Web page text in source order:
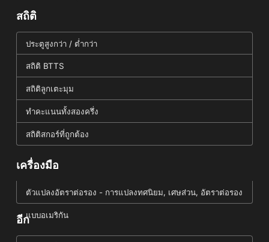
สถิติ
ประตูสูงกว่า / ต่ำกว่า
สถิติ BTTS
สถิติลูกเตะมุม
ทำคะแนนทั้งสองครึ่ง
สถิติสกอร์ที่ถูกต้อง
เครื่องมือ
ตัวแปลงอัตราต่อรอง - การแปลงทศนิยม, เศษส่วน, อัตราต่อรอง
แบบอเมริกัน
อีก